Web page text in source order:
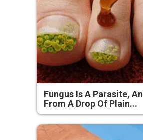
Fungus Is A Parasite,
From A Drop Of Plain...